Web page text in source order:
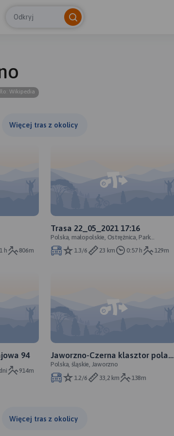
Odkryj
Wikipedia
Więcej tras z okolicy
h 806m
Trasa 22_05_2021 17:16
Polska, małopolskie, Ostrężnica, Park
Krajobrazowy Dolinki Krakowskie
1.3/6
23 km 0:57 h 129m
94
914m
Jaworzno-Czerna klasztor polami
i lasami
Polska, śląskie, Jaworzno
1.2/6
33,2 km 138m
Więcej tras z okolicy